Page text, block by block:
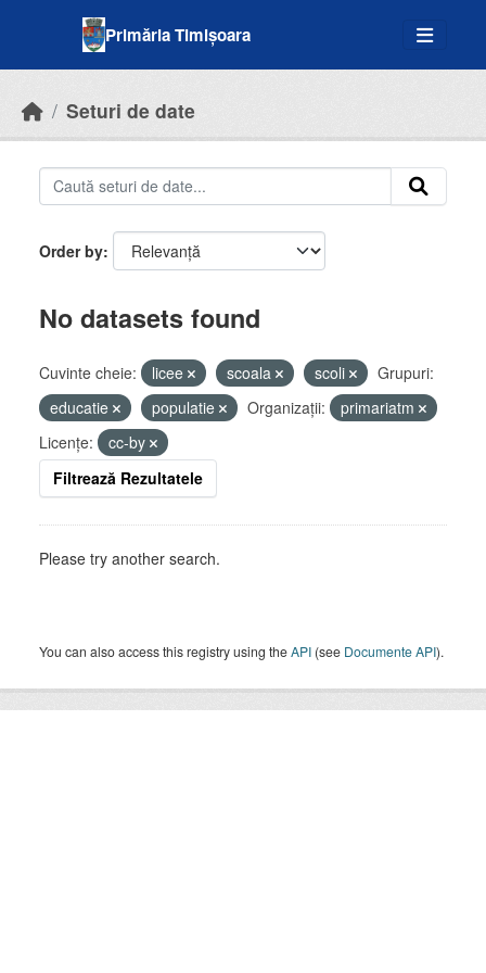
Primăria Timișoara
Seturi de date
Order by
No datasets found
Cuvinte cheie: licee scoala scoli
Grupuri:
educatie
populatie Organizații:
primariatm
Licenţe:
cc-by
Filtrează Rezultatele
Please try another search.
You can also access this registry using theAPI (see Documente API).